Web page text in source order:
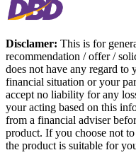
Disclamer: This is for
recommendation / offer /
does not have any regard to
financial situation or your
accept no liability for any
your acting based on this
from a financial adviser
product. If you choose not
the product is suitable for